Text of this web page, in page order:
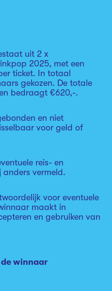
uit 2 x
2025, met een
ticket. In totaal
gekozen. De totale
bedraagt €620,-.
en niet
voor geld of
reis- en
anders vermeld.
voor eventuele
maakt in
en gebruiken van
winnaar